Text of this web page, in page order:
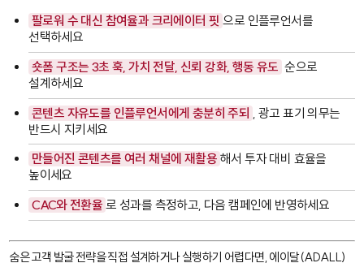
팔로워 수 대신 참여율과 크리에이터 핏 으로 인플루언서를
선택하세요
숏폼 구조는 3초 훅, 가치 전달, 신뢰 강화, 행동 유도 순으로
설계하세요
콘텐츠 자유도를 인플루언서에게 충분히 주되
, 광고 표기 의무는
반드시 지키세요
만들어진 콘텐츠를 여러 채널에 재활용 해서 투자 대비 효율을
높이세요
CAC와 전환율 로 성과를 측정하고, 다음 캠페인에 반영하세요
숨은 고객 발굴 전략을 직접 설계하거나 실행하기 어렵다면, 에이달(ADALL)